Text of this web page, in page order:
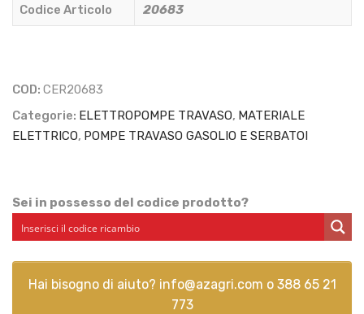
Codice Articolo 20683
COD: CER20683
Categorie: ELETTROPOMPE TRAVASO, MATERIALE
ELETTRICO, POMPE TRAVASO GASOLIO E SERBATOI
Sei in possesso del codice prodotto?
Hai bisogno di aiuto? info@azagri.com o 388 65 21
773